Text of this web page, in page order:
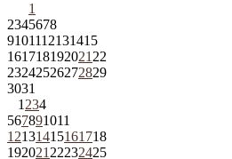
1
2345678
9101112131415
161718192021 22
23242526272829
3031
1 234
567891011
12131415161718
192021 22232425